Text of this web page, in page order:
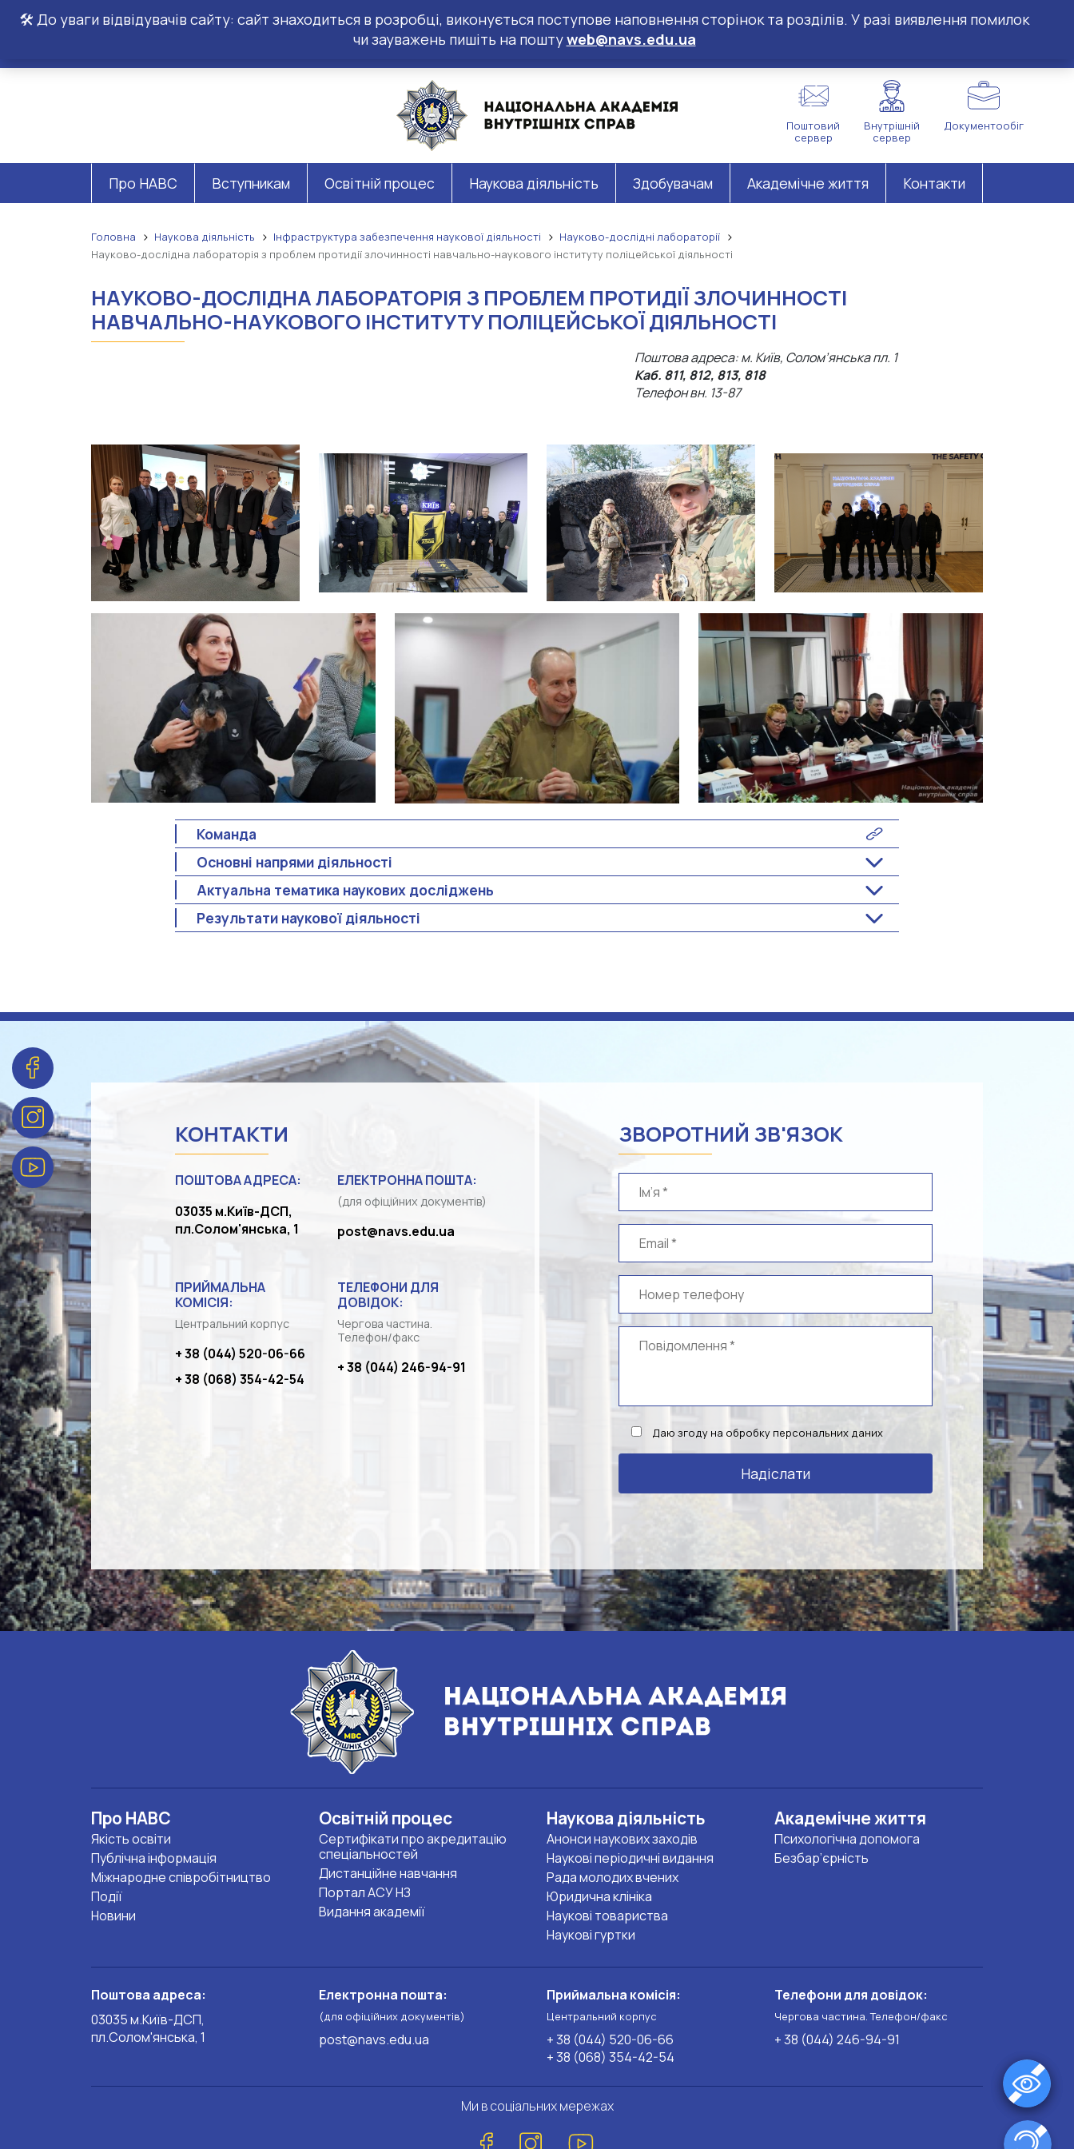
🛠️ До уваги відвідувачів сайту: сайт знаходиться в розробці, виконується поступове наповнення сторінок та розділів. У разі виявлення помилок
чи зауважень пишіть на поштуweb@navs.edu.ua
Поштовий
сервер
Внутрішній
сервер
Документообіг
Про НАВС Вступникам Освітній процес Наукова діяльність Здобувачам Академічне життя Контакти
Головна Наукова діяльність Інфраструктура забезпечення наукової діяльності
Науково-дослідні лабораторії
Науково-дослідна лабораторія з проблем протидії злочинності навчально-наукового інституту поліцейської діяльності
НАУКОВО-ДОСЛІДНА ЛАБОРАТОРІЯ З ПРОБЛЕМ ПРОТИДІЇ ЗЛОЧИННОСТІ
НАВЧАЛЬНО-НАУКОВОГО ІНСТИТУТУ ПОЛІЦЕЙСЬКОЇ ДІЯЛЬНОСТІ
Поштова адреса: м. Київ, Солом’янська пл. 1
Каб. 811, 812, 813, 818
Телефон вн. 13-87
Команда
Основні напрями діяльності
Актуальна тематика наукових досліджень
Результати наукової діяльності
КОНТАКТИ
ПОШТОВА АДРЕСА:
03035 м.Київ-ДСП,
пл.Солом'янська, 1
ЕЛЕКТРОННА ПОШТА:
(для офіційних документів)
post@navs.edu.ua
ПРИЙМАЛЬНА
КОМІСІЯ:
Центральний корпус
+ 38 (044) 520-06-66
+ 38 (068) 354-42-54
ТЕЛЕФОНИ ДЛЯ
ДОВІДОК:
Чергова частина.
Телефон/факс
+ 38 (044) 246-94-91
ЗВОРОТНИЙ ЗВ'ЯЗОК
Даю згоду на обробку персональних даних
Про НАВС
Якість освіти
Публічна інформація
Міжнародне співробітництво
Події
Новини
Освітній процес
Сертифікати про акредитацію
спеціальностей
Дистанційне навчання
Портал АСУ НЗ
Видання академії
Наукова діяльність
Анонси наукових заходів
Наукові періодичні видання
Рада молодих вчених
Юридична клініка
Наукові товариства
Наукові гуртки
Академічне життя
Психологічна допомога
Безбар’єрність
Поштова адреса:
03035 м.Київ-ДСП,
пл.Солом'янська, 1
Електронна пошта:
(для офіційних документів)
post@navs.edu.ua
Приймальна комісія:
Центральний корпус
+ 38 (044) 520-06-66
+ 38 (068) 354-42-54
Телефони для довідок:
Чергова частина. Телефон/факс
+ 38 (044) 246-94-91
Ми в соціальних мережах